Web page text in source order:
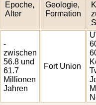
Epoche,
Alter
Geologie,
Formation
-
zwischen
56.8 und
61.7
Millionen
Jahren
Fort Union